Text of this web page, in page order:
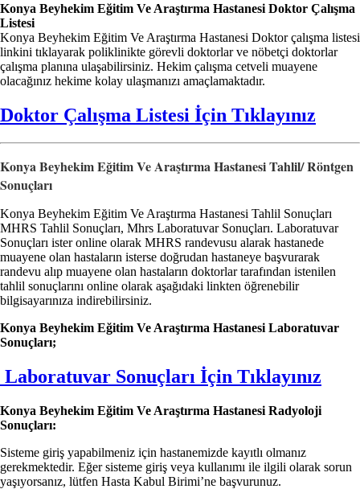
Konya Beyhekim Eğitim Ve Araştırma Hastanesi Doktor Çalışma
Listesi
Konya Beyhekim Eğitim Ve Araştırma Hastanesi Doktor çalışma listesi
linkini tıklayarak poliklinikte görevli doktorlar ve nöbetçi doktorlar
çalışma planına ulaşabilirsiniz. Hekim çalışma cetveli muayene
olacağınız hekime kolay ulaşmanızı amaçlamaktadır.
Doktor Çalışma Listesi İçin Tıklayınız
Konya Beyhekim Eğitim Ve Araştırma Hastanesi Tahlil/ Röntgen
Sonuçları
Konya Beyhekim Eğitim Ve Araştırma Hastanesi Tahlil Sonuçları
MHRS Tahlil Sonuçları, Mhrs Laboratuvar Sonuçları. Laboratuvar
Sonuçları ister online olarak MHRS randevusu alarak hastanede
muayene olan hastaların isterse doğrudan hastaneye başvurarak
randevu alıp muayene olan hastaların doktorlar tarafından istenilen
tahlil sonuçlarını online olarak aşağıdaki linkten öğrenebilir
bilgisayarınıza indirebilirsiniz.
Konya Beyhekim Eğitim Ve Araştırma Hastanesi Laboratuvar
Sonuçları;
Laboratuvar Sonuçları İçin Tıklayınız
Konya Beyhekim Eğitim Ve Araştırma Hastanesi Radyoloji
Sonuçları:
Sisteme giriş yapabilmeniz için hastanemizde kayıtlı olmanız
gerekmektedir. Eğer sisteme giriş veya kullanımı ile ilgili olarak sorun
yaşıyorsanız, lütfen Hasta Kabul Birimi’ne başvurunuz.